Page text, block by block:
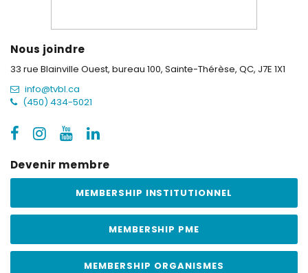
Nous joindre
33 rue Blainville Ouest, bureau 100, Sainte-Thérèse, QC, J7E 1X1
info@tvbl.ca
(450) 434-5021
Devenir membre
MEMBERSHIP INSTITUTIONNEL
MEMBERSHIP PME
MEMBERSHIP ORGANISMES